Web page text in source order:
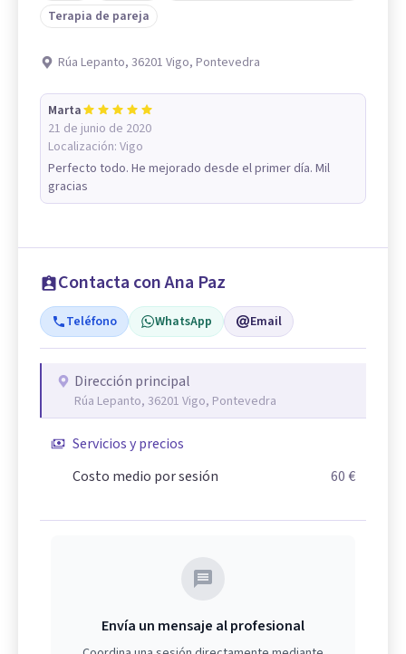
Terapia de pareja
Rúa Lepanto, 36201 Vigo, Pontevedra
Marta
21 de junio de 2020
Localización: Vigo
Perfecto todo. He mejorado desde el primer día. Mil
gracias
Contacta con Ana Paz
Teléfono WhatsApp Email
Dirección principal
Rúa Lepanto, 36201 Vigo, Pontevedra
Servicios y precios
Costo medio por sesión
60 €
Envía un mensaje al profesional